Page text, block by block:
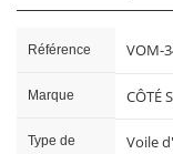
Référence VOM-
Marque CÔTÉ
Type de
Voile